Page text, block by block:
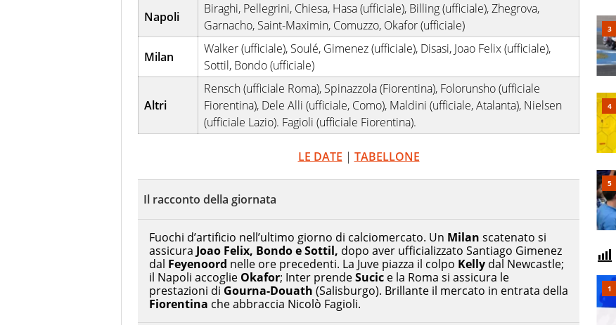
Napoli
Biraghi, Pellegrini, Chiesa, Hasa (ufficiale), Billing (ufficiale), Zhegrova,
Garnacho, Saint-Maximin, Comuzzo, Okafor (ufficiale)
Milan
Walker (ufficiale), Soulé, Gimenez (ufficiale), Disasi, Joao Felix (ufficiale),
Sottil, Bondo (ufficiale)
Altri
Rensch (ufficiale Roma), Spinazzola (Fiorentina), Folorunsho (ufficiale
Fiorentina), Dele Alli (ufficiale, Como), Maldini (ufficiale, Atalanta), Nielsen
(ufficiale Lazio). Fagioli (ufficiale Fiorentina).
LE DATE | TABELLONE
Il racconto della giornata
Fuochi d’artificio nell’ultimo giorno di calciomercato. Un Milan scatenato si
assicura Joao Felix, Bondo e Sottil, dopo aver ufficializzato Santiago Gimenez
dal Feyenoord nelle ore precedenti. La Juve piazza il colpo Kelly dal Newcastle;
il Napoli accoglie Okafor; Inter prendeSucic e la Roma si assicura le
prestazioni di Gourna-Douath (Salisburgo). Brillante il mercato in entrata della
Fiorentina che abbraccia Nicolò Fagioli.